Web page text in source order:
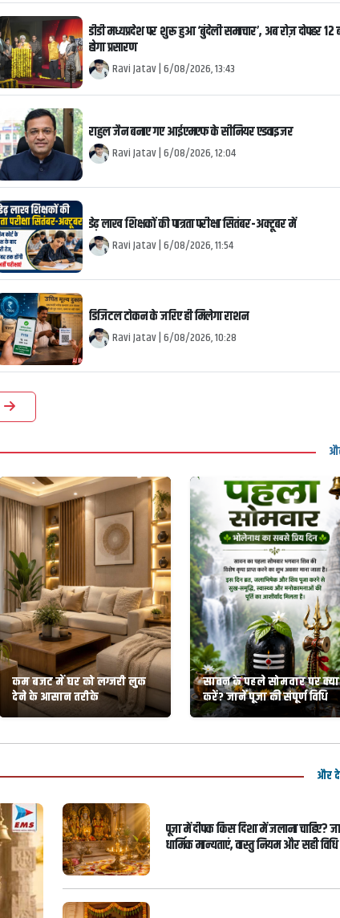
डीडी मध्यप्रदेश पर शुरू हुआ ‘बुंदेली समाचार’, अब रोज़ दोपहर
होगा प्रसारण
Ravi Jatav|6/08/2026, 13:43
राहुल जैन बनाए गए आईएमएफ के सीनियर एडवाइजर
Ravi Jatav|6/08/2026, 12:04
डेढ़ लाख शिक्षकों की पात्रता परीक्षा सितंबर-अक्टूबर में
Ravi Jatav|6/08/2026, 11:54
डिजिटल टोकन के जरिए ही मिलेगा राशन
Ravi Jatav|6/08/2026, 10:28
कम बजट में घर को लग्जरी लुक
देने के आसान तरीके
सावन के पहले सोमवार पर क्या
करें? जानें पूजा की संपूर्ण विधि
और
पूजा में दीपक किस दिशा में जलाना चाहिए?
धार्मिक मान्यताएं, वास्तु नियम और सही विधि